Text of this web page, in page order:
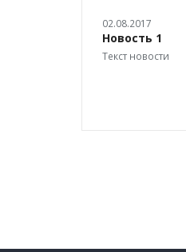
02.08.2017
Новость 1
Текст новости